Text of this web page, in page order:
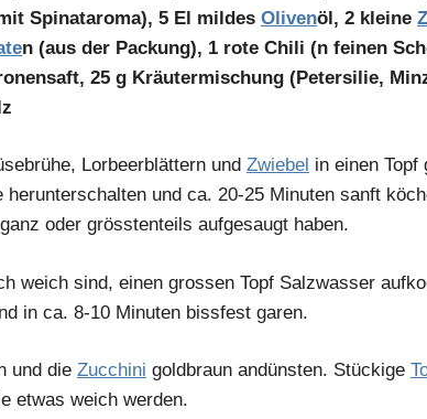
Spinataroma), 5 El mildes Olivenöl, 2 kleine
n (aus der Packung), 1 rote Chili (n feinen
25 g Kräutermischung (Petersilie,
Lorbeerblättern und Zwiebel in einen Topf
herunterschalten und ca. 20-25 Minuten sanft
oder grösstenteils aufgesaugt haben.
weich sind, einen grossen Topf Salzwasser
in ca. 8-10 Minuten bissfest garen.
und die Zucchini goldbraun andünsten. Stückige
etwas weich werden.